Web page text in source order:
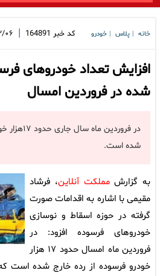
خانه پلاس خودرو کد خبر 164891
|
افزایش تعداد خودروهای
شده در فروردین امسال
در فروردین
شده است.
به گزارشمملکت آنلاین، فرشاد
مقیمی با اشاره به اقدامات صورت
گرفته در حوزه اسقاط و نوسازی
خودروهای فرسوده افزود: در
فروردین ماه امسال حدود ۱۷ هزار
خودرو فرسوده از رده خارج شده است